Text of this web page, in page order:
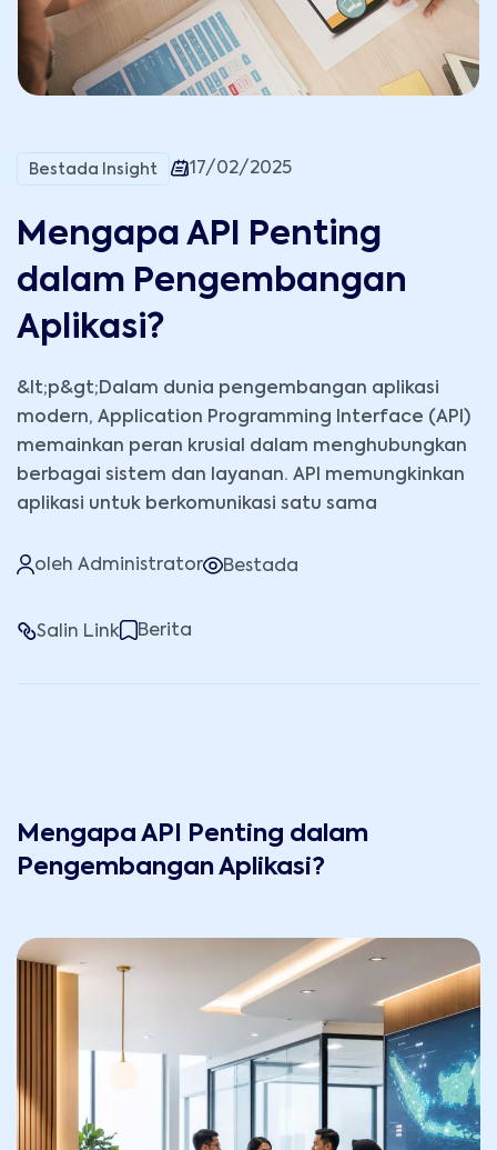
Bestada Insight 17/02/2025
Mengapa API Penting
dalam Pengembangan
Aplikasi?
&lt;p&gt;Dalam dunia pengembangan aplikasi
modern, Application Programming Interface (API)
memainkan peran krusial dalam menghubungkan
berbagai sistem dan layanan. API memungkinkan
aplikasi untuk berkomunikasi satu sama
oleh Administrator Bestada
Salin Link Berita
Mengapa API Penting dalam
Pengembangan Aplikasi?